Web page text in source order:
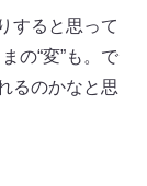
すると思って
の“変”も。で
るのかなと思